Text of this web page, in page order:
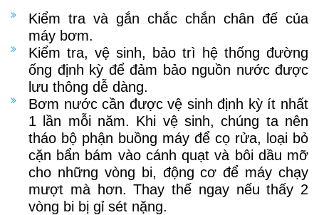
Kiểm tra và gắn chắc chắn chân đế của
máy bơm.
Kiểm tra, vệ sinh, bảo trì hệ thống đường
ống định kỳ để đảm bảo nguồn nước được
lưu thông dễ dàng.
Bơm nước cần được vệ sinh định kỳ ít nhất
1 lần mỗi năm. Khi vệ sinh, chúng ta nên
tháo bộ phận buồng máy để cọ rửa, loại bỏ
cặn bẩn bám vào cánh quạt và bôi dầu mỡ
cho những vòng bi, động cơ để máy chạy
mượt mà hơn. Thay thế ngay nếu thấy 2
vòng bi bị gỉ sét nặng.